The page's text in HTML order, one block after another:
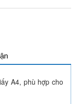
A4, phù hợp cho